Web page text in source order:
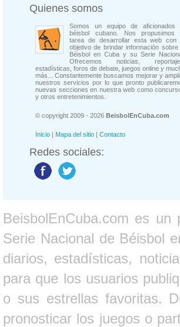
Quienes somos
Somos un equipo de aficionados
béisbol cubano. Nos propusimos
tarea de desarrollar esta web con
objetivo de brindar información sobre
Béisbol en Cuba y su Serie
Ofrecemos noticias,
estadísticas, foros de debate, juegos online y
más... Constantemente buscamos mejorar y
nuestros servicios por lo que pronto
nuevas secciones en nuestra web como
y otros entretenimientos.
© copyright 2009 - 2026 BeisbolEnCuba.com
Inicio | Mapa del sitio | Contacto
Redes sociales:
BeisbolEnCuba.com es
Serie Nacional de Béisbol
diarios, estadísticas,
para que los usuarios
o sus estrellas favoritas.
pronosticar los juegos o